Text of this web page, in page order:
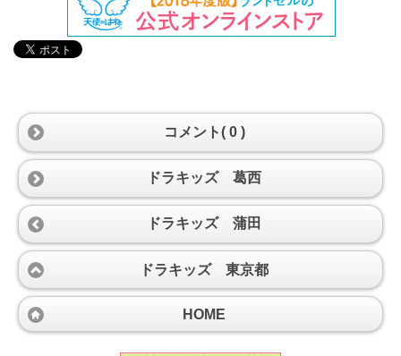
コメント( 0 )
ドラキッズ 葛西
ドラキッズ 蒲田
ドラキッズ 東京都
HOME